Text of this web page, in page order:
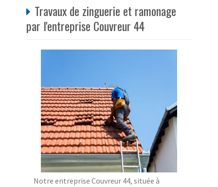
Travaux de zinguerie et ramonage
par l'entreprise Couvreur 44
Notre entreprise Couvreur 44, située à